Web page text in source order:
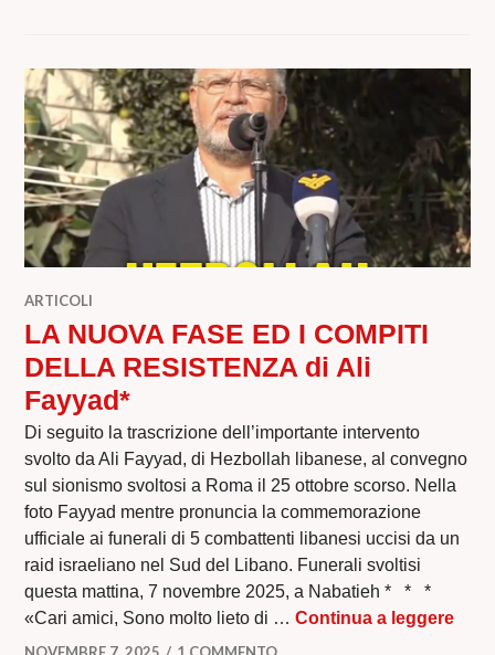
ARTICOLI
LA NUOVA FASE ED I COMPITI
DELLA RESISTENZA di Ali
Fayyad*
Di seguito la trascrizione dell’importante intervento
svolto da Ali Fayyad, di Hezbollah libanese, al convegno
sul sionismo svoltosi a Roma il 25 ottobre scorso. Nella
foto Fayyad mentre pronuncia la commemorazione
ufficiale ai funerali di 5 combattenti libanesi uccisi da un
raid israeliano nel Sud del Libano. Funerali svoltisi
questa mattina, 7 novembre 2025, a Nabatieh * * *
«Cari amici, Sono molto lieto di …Continua a leggereLA
NOVEMBRE 7, 2025 1 COMMENTO